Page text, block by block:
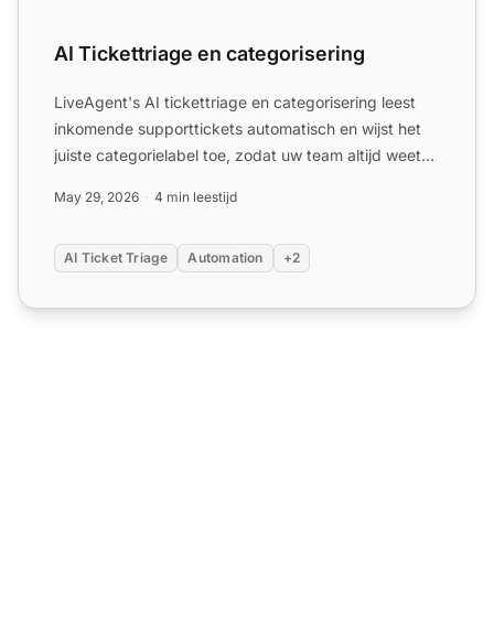
AI Tickettriage en categorisering
LiveAgent's AI tickettriage en categorisering leest
inkomende supporttickets automatisch en wijst het
juiste categorielabel toe, zodat uw team altijd weet
May 29, 2026 4 min leestijd
AI Ticket Triage Automation +2